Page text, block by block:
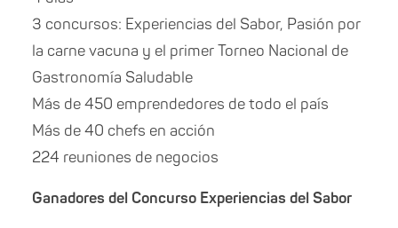
3 concursos: Experiencias del Sabor, Pasión por
la carne vacuna y el primer Torneo Nacional de
Gastronomía Saludable
Más de 450 emprendedores de todo el país
Más de 40 chefs en acción
224 reuniones de negocios
Ganadores del Concurso Experiencias del Sabor